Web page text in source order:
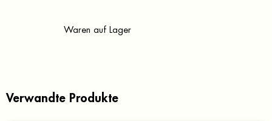
Waren auf Lager
Verwandte Produkte